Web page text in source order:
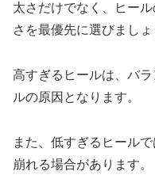
太さだけでなく、ヒー
さを最優先に選びましょ
高すぎるヒールは、バ
ルの原因となります。
また、低すぎるヒール
崩れる場合があります。